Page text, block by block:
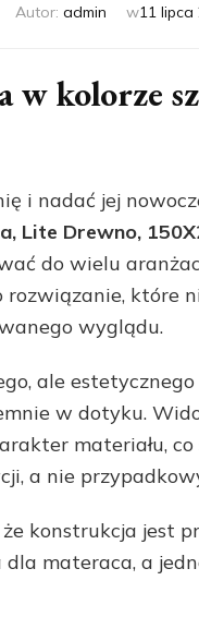
Autor: admin w11 lipca
w kolorze
i nadać jej
Lite Drewno,
do wielu
które
wyglądu.
ale
w dotyku.
materiału,
a nie
konstrukcja jest
dla materaca, a